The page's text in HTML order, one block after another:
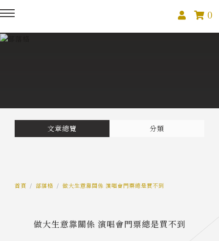
0
預約服務
影像紀錄
我的作品
文章總覽 分類
首頁 部落格 做大生意靠關係 演唱會門票總是買不到
做大生意靠關係 演唱會門票總是買不到